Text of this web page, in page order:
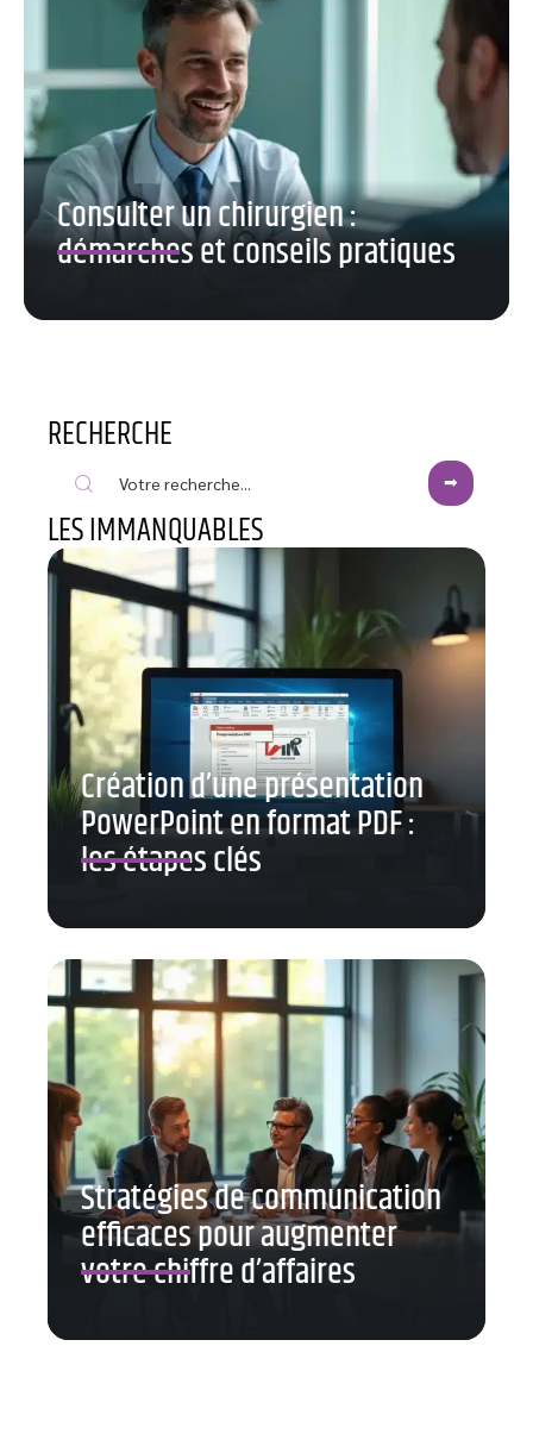
Consulter un chirurgien :
démarches et conseils pratiques
RECHERCHE
LES IMMANQUABLES
Création d’une présentation
PowerPoint en format PDF :
les étapes clés
Stratégies de communication
efficaces pour augmenter
votre chiffre d’affaires